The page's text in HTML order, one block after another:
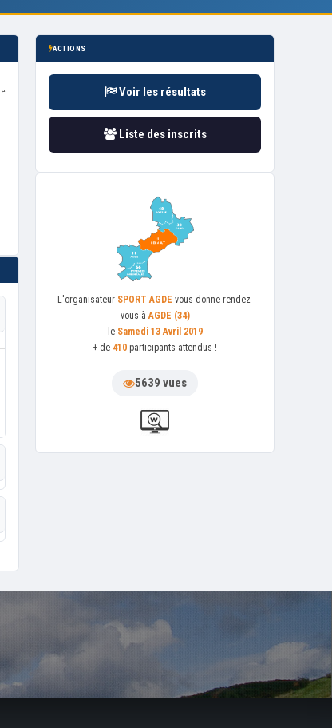
ACTIONS
Voir les résultats
Liste des inscrits
L'organisateur SPORT AGDE vous donne rendez-
vous à AGDE (34)
le Samedi 13 Avril 2019
+ de 410 participants attendus !
5639 vues